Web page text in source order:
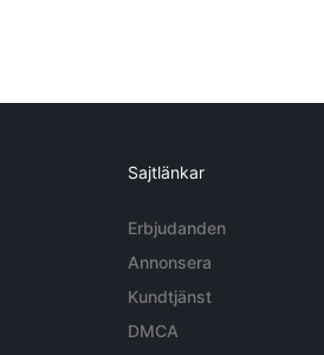
Sajtlänkar
Erbjudanden
Annonsera
Kundtjänst
DMCA